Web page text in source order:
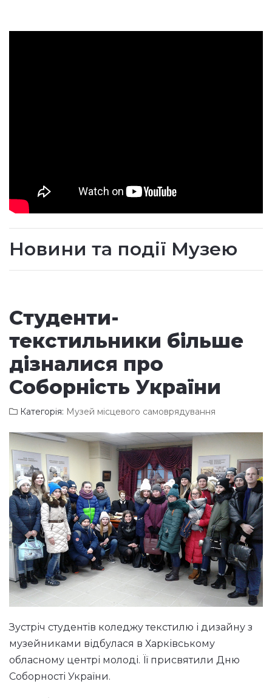
Новини та події Музею
Студенти-
текстильники більше
дізналися про
Соборність України
Категорія: Музей місцевого самоврядування
Зустріч студентів коледжу текстилю і дизайну з
музейниками відбулася в Харківському
обласному центрі молоді. Її присвятили Дню
Соборності України.